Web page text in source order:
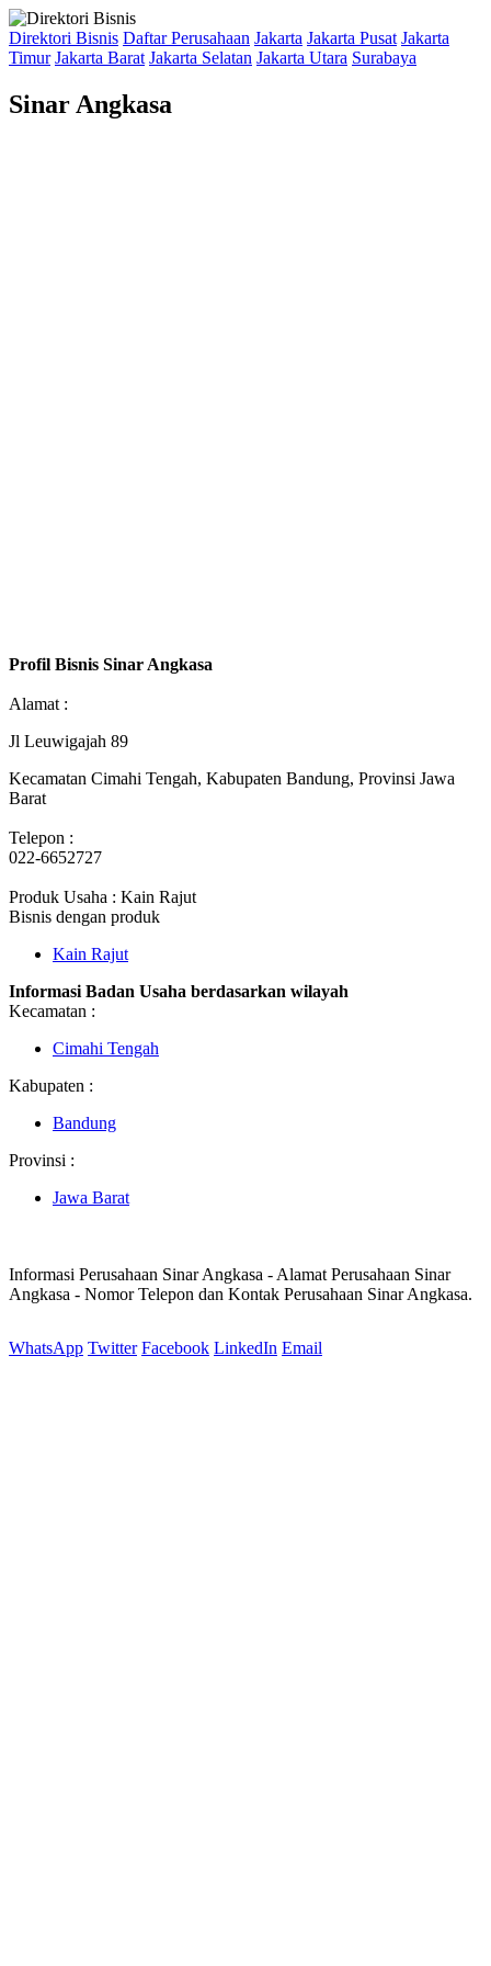
Direktori Bisnis Daftar Perusahaan Jakarta Jakarta Pusat Jakarta
Timur Jakarta Barat Jakarta Selatan Jakarta Utara Surabaya
Sinar Angkasa
Profil Bisnis Sinar Angkasa
Alamat :
Jl Leuwigajah 89
Kecamatan Cimahi Tengah, Kabupaten Bandung, Provinsi Jawa
Barat
Telepon :
022-6652727
Produk Usaha : Kain Rajut
Bisnis dengan produk
Kain Rajut
Informasi Badan Usaha berdasarkan wilayah
Kecamatan :
Cimahi Tengah
Kabupaten :
Bandung
Provinsi :
Jawa Barat
Informasi Perusahaan Sinar Angkasa - Alamat Perusahaan Sinar
Angkasa - Nomor Telepon dan Kontak Perusahaan Sinar Angkasa.
WhatsApp Twitter Facebook LinkedIn Email